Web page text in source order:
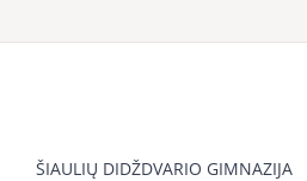
ŠIAULIŲ DIDŽDVARIO GIMNAZIJA